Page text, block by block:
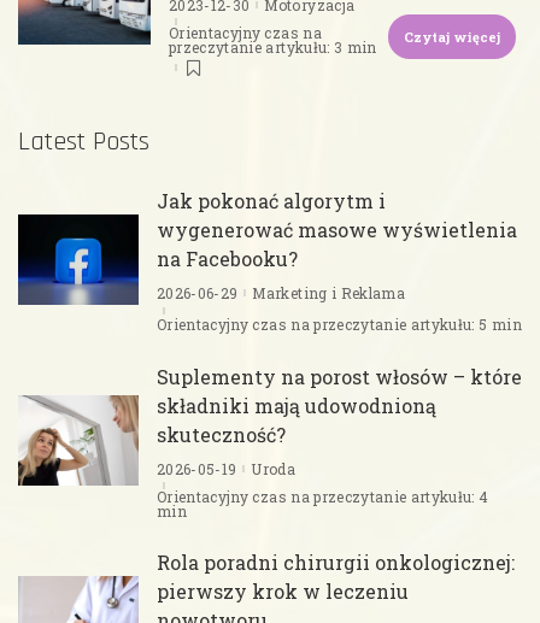
2023-12-30
Motoryzacja
Orientacyjny czas na
przeczytanie artykułu: 3 min
Czytaj więcej
Latest Posts
Jak pokonać algorytm i
wygenerować masowe wyświetlenia
na Facebooku?
2026-06-29
Marketing i Reklama
Orientacyjny czas na przeczytanie artykułu: 5 min
Suplementy na porost włosów – które
składniki mają udowodnioną
skuteczność?
2026-05-19
Uroda
Orientacyjny czas na przeczytanie artykułu: 4
min
Rola poradni chirurgii onkologicznej:
pierwszy krok w leczeniu